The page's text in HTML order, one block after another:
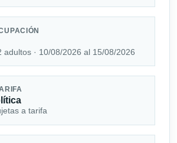
adultos · 10/08/2026 al 15/08/2026
a tarifa